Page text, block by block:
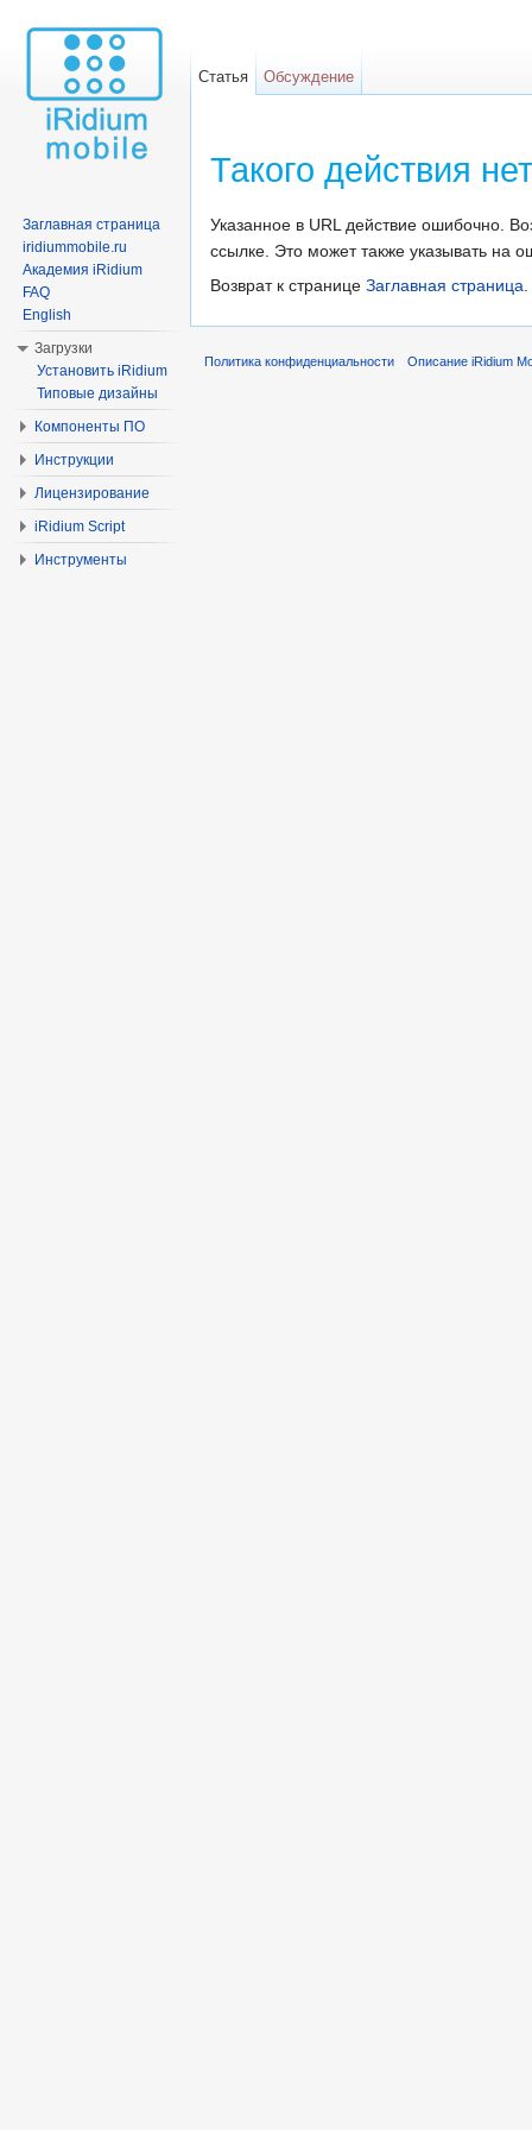
Такого действия нет
Указанное в URL действие ошибочно.
ссылке. Это может также указывать на
Возврат к странице Заглавная страница.
Статья Обсуждение
Заглавная страница
iridiummobile.ru
Академия iRidium
FAQ
English
Загрузки
Установить iRidium
Типовые дизайны
Компоненты ПО
Инструкции
Лицензирование
iRidium Script
Инструменты
Политика конфиденциальности Описание iRidium